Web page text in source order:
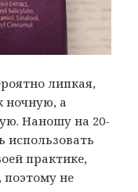
липкая,
ночную, а
Наношу на 20-
использовать
практике,
поэтому не